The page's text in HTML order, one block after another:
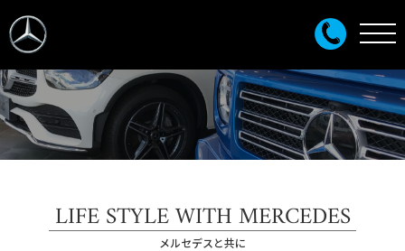
LIFE STYLE WITH MERCEDES
メルセデスと共に